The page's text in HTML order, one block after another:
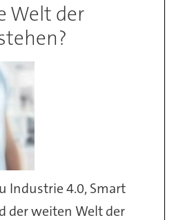
Welt der
Industrie 4.0, Smart
der weiten Welt der